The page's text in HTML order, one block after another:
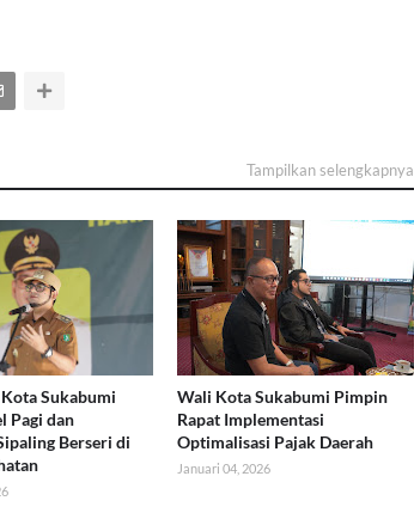
Tampilkan selengkapnya
Sukabumi
Pagi dan
Berseri di
Wali Kota Sukabumi Pimpin
Rapat Implementasi
Optimalisasi Pajak Daerah
Januari 04, 2026